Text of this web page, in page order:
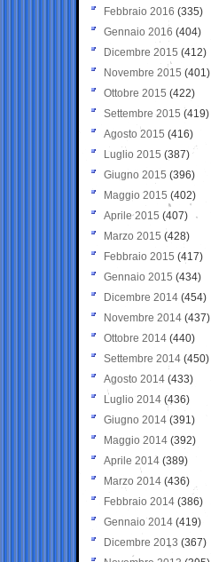
Febbraio 2016 (335)
Gennaio 2016 (404)
Dicembre 2015 (412)
Novembre 2015 (401)
Ottobre 2015 (422)
Settembre 2015 (419)
Agosto 2015 (416)
Luglio 2015 (387)
Giugno 2015 (396)
Maggio 2015 (402)
Aprile 2015 (407)
Marzo 2015 (428)
Febbraio 2015 (417)
Gennaio 2015 (434)
Dicembre 2014 (454)
Novembre 2014 (437)
Ottobre 2014 (440)
Settembre 2014 (450)
Agosto 2014 (433)
Luglio 2014 (436)
Giugno 2014 (391)
Maggio 2014 (392)
Aprile 2014 (389)
Marzo 2014 (436)
Febbraio 2014 (386)
Gennaio 2014 (419)
Dicembre 2013 (367)